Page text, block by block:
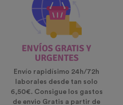
ENVÍOS GRATIS Y
URGENTES
Envío rapidísimo 24h/72h
laborales desde tan solo
6,50€. Consigue los gastos
de envio Gratis a partir de